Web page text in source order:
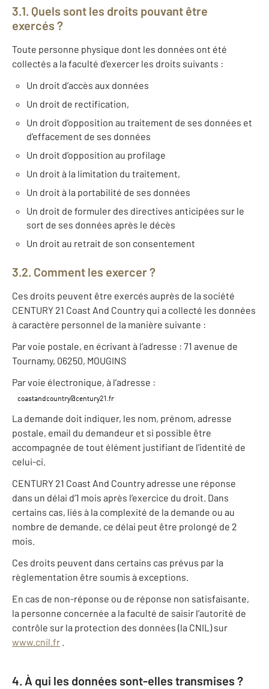
3.1. Quels sont les droits pouvant être
exercés ?
Toute personne physique dont les données ont été
collectés a la faculté d’exercer les droits suivants :
Un droit d’accès aux données
Un droit de rectification,
Un droit d’opposition au traitement de ses données et
d’effacement de ses données
Un droit d’opposition au profilage
Un droit à la limitation du traitement,
Un droit à la portabilité de ses données
Un droit de formuler des directives anticipées sur le
sort de ses données après le décès
Un droit au retrait de son consentement
3.2. Comment les exercer ?
Ces droits peuvent être exercés auprès de la société
CENTURY 21 Coast And Country qui a collecté les données
à caractère personnel de la manière suivante :
Par voie postale, en écrivant à l’adresse : 71 avenue de
Tournamy, 06250, MOUGINS
Par voie électronique, à l’adresse :
La demande doit indiquer, les nom, prénom, adresse
postale, email du demandeur et si possible être
accompagnée de tout élément justifiant de l’identité de
celui-ci.
CENTURY 21 Coast And Country adresse une réponse
dans un délai d’1 mois après l’exercice du droit. Dans
certains cas, liés à la complexité de la demande ou au
nombre de demande, ce délai peut être prolongé de 2
mois.
Ces droits peuvent dans certains cas prévus par la
règlementation être soumis à exceptions.
En cas de non-réponse ou de réponse non satisfaisante,
la personne concernée a la faculté de saisir l’autorité de
contrôle sur la protection des données (la CNIL) sur
www.cnil.fr .
4. À qui les données sont-elles transmises ?